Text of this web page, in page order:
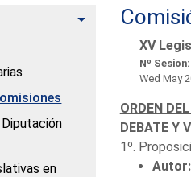
Alternar
en
XV
Nº
Wed May
ORDEN
DEBATE Y
1º.
Autor: